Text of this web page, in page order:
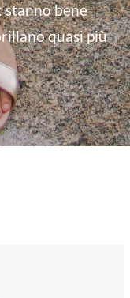
stanno bene
quasi più